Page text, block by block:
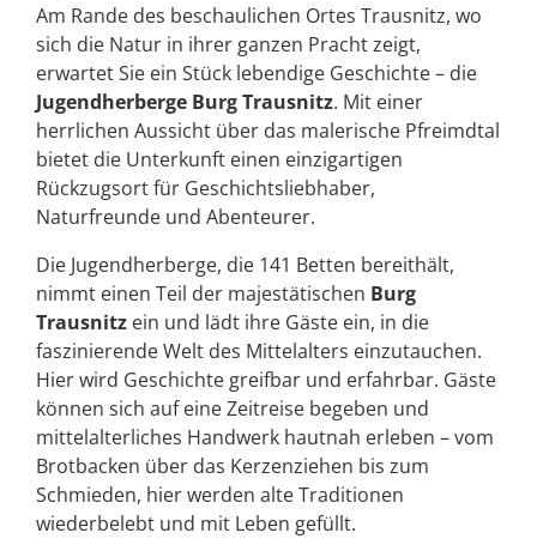
Am Rande des beschaulichen Ortes Trausnitz, wo
sich die Natur in ihrer ganzen Pracht zeigt,
erwartet Sie ein Stück lebendige Geschichte – die
Jugendherberge Burg Trausnitz. Mit einer
herrlichen Aussicht über das malerische Pfreimdtal
bietet die Unterkunft einen einzigartigen
Rückzugsort für Geschichtsliebhaber,
Naturfreunde und Abenteurer.
Die Jugendherberge, die 141 Betten bereithält,
nimmt einen Teil der majestätischen Burg
Trausnitz ein und lädt ihre Gäste ein, in die
faszinierende Welt des Mittelalters einzutauchen.
Hier wird Geschichte greifbar und erfahrbar. Gäste
können sich auf eine Zeitreise begeben und
mittelalterliches Handwerk hautnah erleben – vom
Brotbacken über das Kerzenziehen bis zum
Schmieden, hier werden alte Traditionen
wiederbelebt und mit Leben gefüllt.